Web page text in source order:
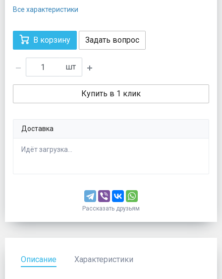
Все характеристики
В корзину Задать вопрос
шт
Купить в 1 клик
Доставка
Идёт загрузка...
Рассказать друзьям
Описание Характеристики